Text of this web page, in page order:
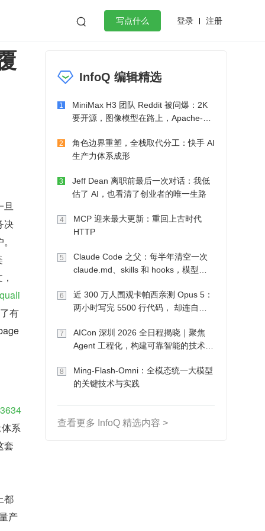
 写点什么 登录 注册
作
微服务架构 flutter
旦
决
有
系
套
都
产
InfoQ 编辑精选
1
MiniMax H3 团队 Reddit 被问爆：2K
要开源，图像模型在路上，Apache-2.0
2
角色边界重塑，全栈取代分工：快手 AI
生产力体系成形
3
Jeff Dean 离职前最后一次对话：我低
估了 AI，也看清了创业者的唯一生路
4
MCP 迎来最大更新：重回上古时代
HTTP
5
Claude Code 之父：每半年清空一次
claude.md、skills 和 hooks，模型自
6
近 300 万人围观卡帕西亲测 Opus 5：
两小时写完 5500 行代码， 却连自己
7
AICon 深圳 2026 全日程揭晓｜聚焦
Agent 工程化，构建可靠智能的技术路
8
Ming-Flash-Omni：全模态统一大模型
的关键技术与实践
查看更多 InfoQ 精选内容 >